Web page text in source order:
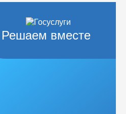
Решаем вместе